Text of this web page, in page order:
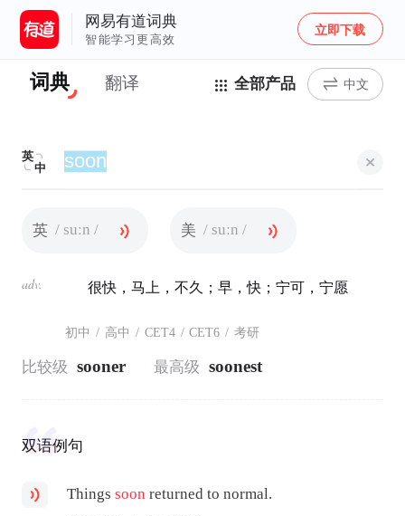
网易有道词典
智能学习更高效
立即下载
词典 翻译 全部产品 中文
英
中
英 / suːn / 美 / suːn /
adv. 很快，马上，不久；早，快；宁可，宁愿
初中 / 高中 / CET4 / CET6 / 考研
比较级 sooner 最高级 soonest
双语例句
Thingssoon returned to normal.